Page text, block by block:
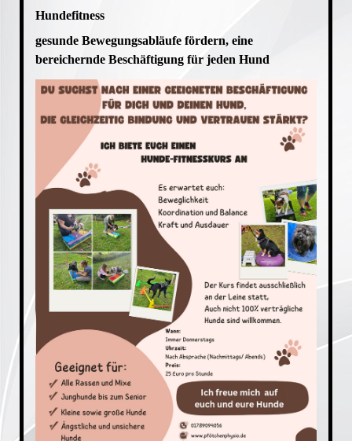
Hundefitness
gesunde Bewegungsabläufe fördern, eine
bereichernde Beschäftigung für jeden Hund